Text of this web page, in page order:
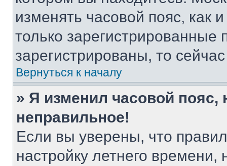
изменять часовой пояс, как
только
зарегистрированы, то
Вернуться к началу
» Я изменил часовой пояс,
неправильное!
Если вы уверены, что
настройку летнего